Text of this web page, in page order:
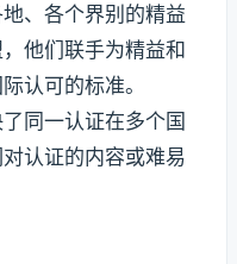
、各个界别的精益
他们联手为精益和
认可的标准。
同一认证在多个国
认证的内容或难易